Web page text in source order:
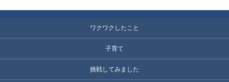
ワクワクしたこと
子育て
挑戦してみました